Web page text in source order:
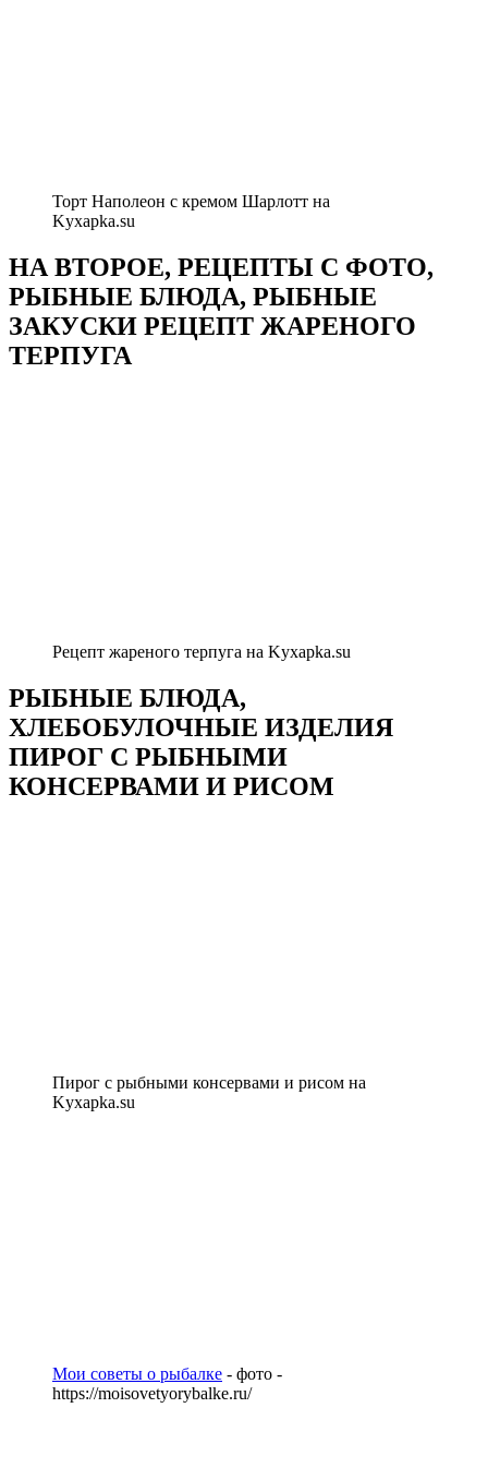
Торт Наполеон с кремом Шарлотт на
Kyxapka.su
НА ВТОРОЕ, РЕЦЕПТЫ С ФОТО,
РЫБНЫЕ БЛЮДА, РЫБНЫЕ
ЗАКУСКИ РЕЦЕПТ ЖАРЕНОГО
ТЕРПУГА
Рецепт жареного терпуга на Kyxapka.su
РЫБНЫЕ БЛЮДА,
ХЛЕБОБУЛОЧНЫЕ ИЗДЕЛИЯ
ПИРОГ С РЫБНЫМИ
КОНСЕРВАМИ И РИСОМ
Пирог с рыбными консервами и рисом на
Kyxapka.su
Мои советы о рыбалке - фото -
https://moisovetyorybalke.ru/